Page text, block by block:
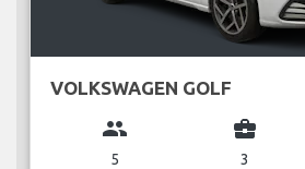
VOLKSWAGEN GOLF
group
5
business_center
3